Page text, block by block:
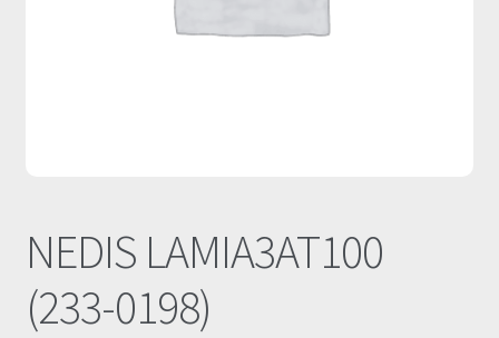
NEDIS LAMIA3AT100
(233-0198)